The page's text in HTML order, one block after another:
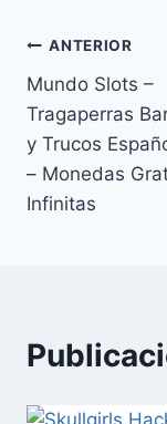
de
entradas
ANTERIOR
Mundo Slots –
Tragaperras
y Trucos
– Monedas
Infinitas